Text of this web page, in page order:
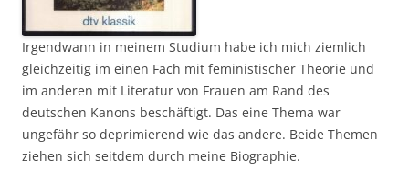
Irgendwann in meinem Studium habe ich mich ziemlich
gleichzeitig im einen Fach mit feministischer Theorie und
im anderen mit Literatur von Frauen am Rand des
deutschen Kanons beschäftigt. Das eine Thema war
ungefähr so deprimierend wie das andere. Beide Themen
ziehen sich seitdem durch meine Biographie.